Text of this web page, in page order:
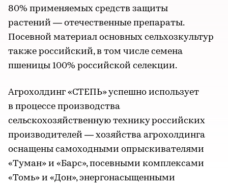
80% применяемых средств защиты
растений — отечественные препараты.
Посевной материал основных сельхозкультур
также российский, в том числе семена
пшеницы 100% российской селекции.
Агрохолдинг «СТЕПЬ» успешно использует
в процессе производства
сельскохозяйственную технику российских
производителей — хозяйства агрохолдинга
оснащены самоходными опрыскивателями
«Туман» и «Барс», посевными комплексами
«Томь» и «Дон», энергонасыщенными